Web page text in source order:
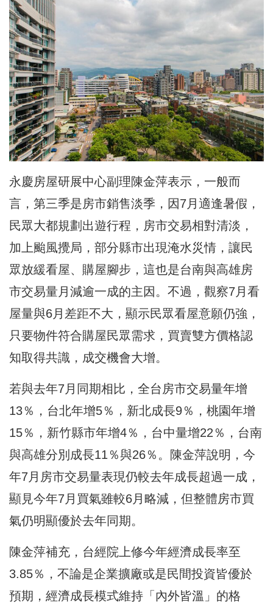
永慶房屋研展中心副理陳金萍表示，一般而
言，第三季是房市銷售淡季，因7月適逢暑假，
民眾大都規劃出遊行程，房市交易相對清淡，
加上颱風攪局，部分縣市出現淹水災情，讓民
眾放緩看屋、購屋腳步，這也是台南與高雄房
市交易量月減逾一成的主因。不過，觀察7月看
屋量與6月差距不大，顯示民眾看屋意願仍強，
只要物件符合購屋民眾需求，買賣雙方價格認
知取得共識，成交機會大增。
若與去年7月同期相比，全台房市交易量年增
13％，台北年增5％，新北成長9％，桃園年增
15％，新竹縣市年增4％，台中量增22％，台南
與高雄分別成長11％與26％。陳金萍說明，今
年7月房市交易量表現仍較去年成長超過一成，
顯見今年7月買氣雖較6月略減，但整體房市買
氣仍明顯優於去年同期。
陳金萍補充，台經院上修今年經濟成長率至
3.85％，不論是企業擴廠或是民間投資皆優於
預期，經濟成長模式維持「內外皆溫」的格